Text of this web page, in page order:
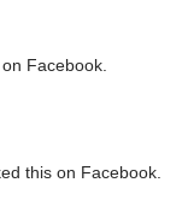
Facebook.
this on Facebook.